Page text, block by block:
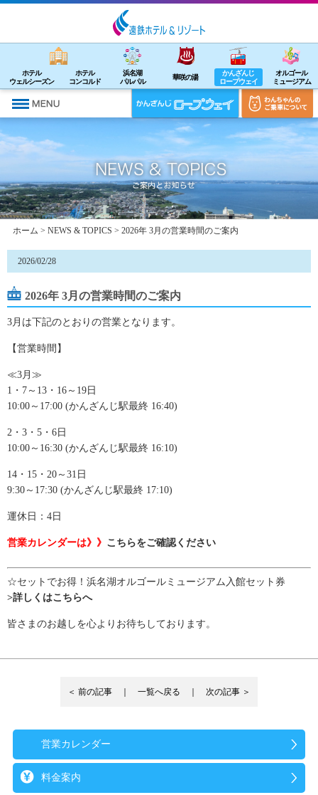
ホテル
ウェルシーズン
ホテル
コンコルド
浜名湖
パルパル
華咲の湯
かんざんじ
ロープウェイ
オルゴール
ミュージアム
ホーム > NEWS & TOPICS > 2026年 3月の営業時間のご案内
2026/02/28
2026年 3月の営業時間のご案内
3月は下記のとおりの営業となります。
【営業時間】
≪3月≫
1・7～13・16～19日
10:00～17:00 (かんざんじ駅最終 16:40)
2・3・5・6日
10:00～16:30 (かんざんじ駅最終 16:10)
14・15・20～31日
9:30～17:30 (かんざんじ駅最終 17:10)
運休日：4日
営業カレンダーは》》 こちらをご確認ください
☆セットでお得！浜名湖オルゴールミュージアム入館セット券
>詳しくはこちらへ
皆さまのお越しを心よりお待ちしております。
＜ 前の記事 ｜ 一覧へ戻る ｜ 次の記事 ＞
営業カレンダー
料金案内